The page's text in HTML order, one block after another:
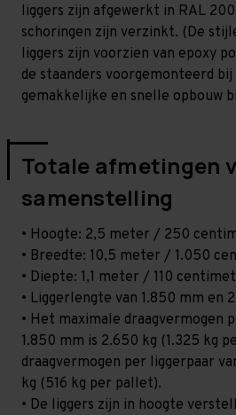
liggers zijn afgewerkt in RAL
schoringen zijn verzinkt. (De
liggers zijn voorzien van epoxy
de staanders voorgemonteerd
gemakkelijke en snelle opbouw
Totale afmetingen
samenstelling
• Hoogte: 2,5 meter / 250
• Breedte: 10,5 meter / 1.050
• Diepte: 1,1 meter / 110
• Liggerlengte van 1.850 mm en
• Het maximale draagvermogen
1.850 mm is 2.650 kg (1.325 kg
draagvermogen per liggerpaar
kg (516 kg per pallet).
• De liggers zijn in hoogte